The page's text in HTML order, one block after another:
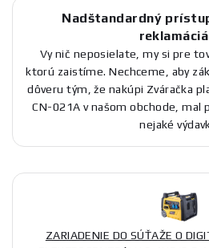
Nadštandardný
Vy nič neposielate, my si pre
ktorú zaistíme. Nechceme, aby
dôveru tým, že nakúpi Zváračka
CN-021A v našom obchode, mal
nejaké
ZARIADENIE DO SÚŤAŽE O